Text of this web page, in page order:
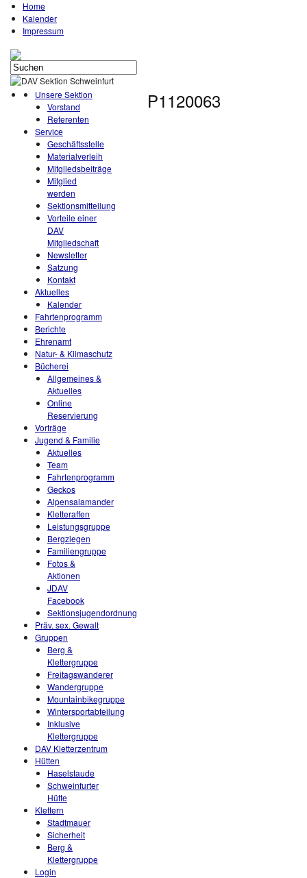
Home
Kalender
Impressum
Unsere Sektion
Vorstand
Referenten
Service
Geschäftsstelle
Materialverleih
Mitgliedsbeiträge
Mitglied
werden
Sektionsmitteilung
Vorteile einer
DAV
Mitgliedschaft
Newsletter
Satzung
Kontakt
Aktuelles
Kalender
Fahrtenprogramm
Berichte
Ehrenamt
Natur- & Klimaschutz
Bücherei
Allgemeines &
Aktuelles
Online
Reservierung
Vorträge
Jugend & Familie
Aktuelles
Team
Fahrtenprogramm
Geckos
Alpensalamander
Kletteraffen
Leistungsgruppe
Bergziegen
Familiengruppe
Fotos &
Aktionen
JDAV
Facebook
Sektionsjugendordnung
Präv. sex. Gewalt
Gruppen
Berg &
Klettergruppe
Freitagswanderer
Wandergruppe
Mountainbikegruppe
Wintersportabteilung
Inklusive
Klettergruppe
DAV Kletterzentrum
Hütten
Haselstaude
Schweinfurter
Hütte
Klettern
Stadtmauer
Sicherheit
Berg &
Klettergruppe
Login
P1120063